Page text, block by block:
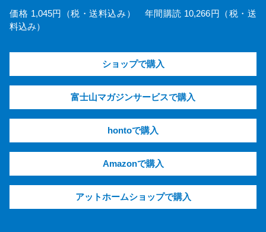
価格 1,045円（税・送料込み） 年間購読 10,266円（税・送
料込み）
ショップで購入
富士山マガジンサービスで購入
hontoで購入
Amazonで購入
アットホームショップで購入